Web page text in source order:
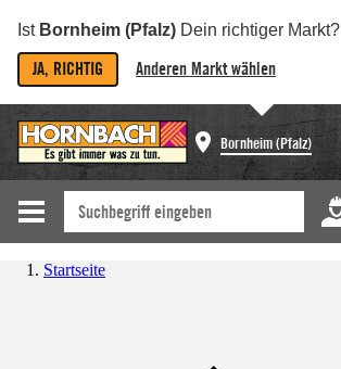
Ist Bornheim (Pfalz) Dein richtiger Markt?
JA, RICHTIG Anderen Markt wählen
Bornheim (Pfalz)
Startseite